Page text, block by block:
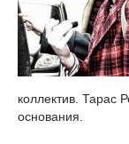
коллектив. Тарас
основания.